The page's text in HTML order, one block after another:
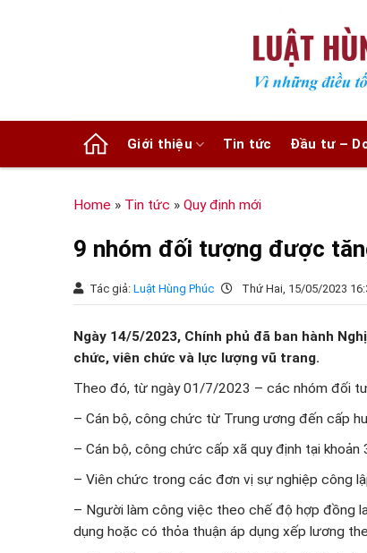
Giới thiệu Tin tức Đầu tư –
Home » Tin tức » Quy định mới
9 nhóm đối tượng được
Tác giả: Luật Hùng Phúc Thứ Hai, 15/05/2023
Ngày 14/5/2023, Chính phủ đã ban hành
chức, viên chức và lực lượng vũ trang.
Theo đó, từ ngày 01/7/2023 – các nhóm đối
– Cán bộ, công chức từ Trung ương đến cấp
– Cán bộ, công chức cấp xã quy định tại
– Viên chức trong các đơn vị sự nghiệp công
– Người làm công việc theo chế độ hợp đồng
dụng hoặc có thỏa thuận áp dụng xếp lương